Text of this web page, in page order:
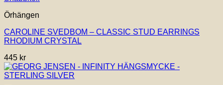
Örhängen
CAROLINE SVEDBOM – CLASSIC STUD EARRINGS
RHODIUM CRYSTAL
445 kr